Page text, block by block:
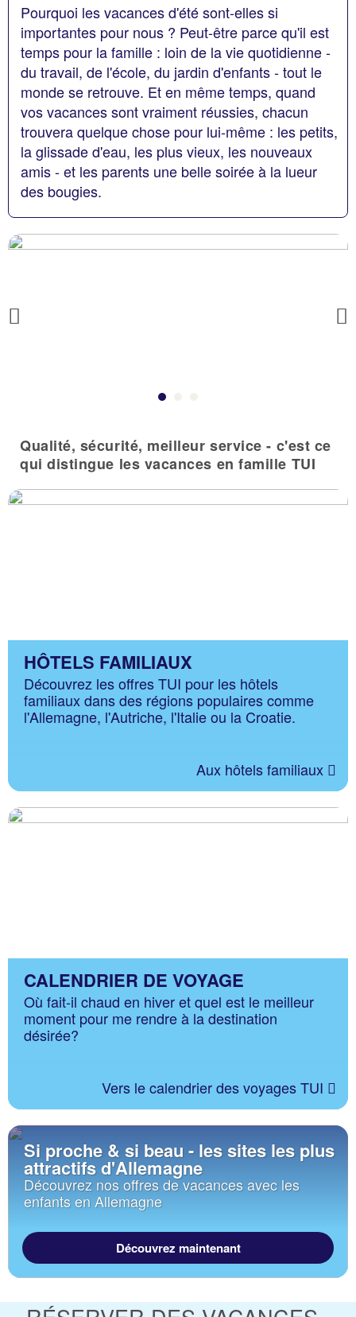
Pourquoi les vacances d'été sont-elles si
importantes pour nous ? Peut-être parce qu'il est
temps pour la famille : loin de la vie quotidienne -
du travail, de l'école, du jardin d'enfants - tout le
monde se retrouve. Et en même temps, quand
vos vacances sont vraiment réussies, chacun
trouvera quelque chose pour lui-même : les petits,
la glissade d'eau, les plus vieux, les nouveaux
amis - et les parents une belle soirée à la lueur
des bougies.
Previous
Qualité, sécurité, meilleur service - c'est ce
qui distingue les vacances en famille TUI
HÔTELS FAMILIAUX
Découvrez les offres TUI pour les hôtels
familiaux dans des régions populaires comme
l'Allemagne, l'Autriche, l'Italie ou la Croatie.
Aux hôtels familiaux
CALENDRIER DE VOYAGE
Où fait-il chaud en hiver et quel est le meilleur
moment pour me rendre à la destination
désirée?
Vers le calendrier des voyages TUI
Si proche & si beau - les sites les plus
attractifs d'Allemagne
Découvrez nos offres de vacances avec les
enfants en Allemagne
Découvrez maintenant